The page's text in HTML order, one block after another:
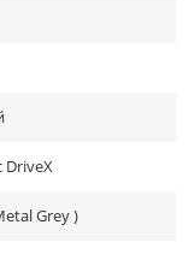
DriveX
Grey )